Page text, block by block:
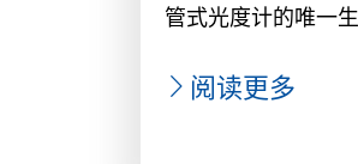
管式光度计的唯一
阅读更多